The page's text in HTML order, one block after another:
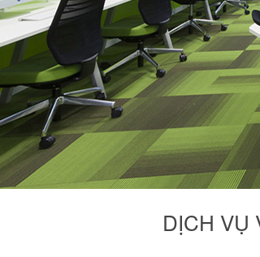
DỊCH VỤ